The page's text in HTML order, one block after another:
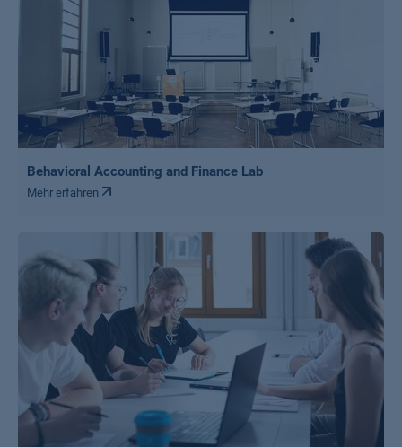
Behavioral Accounting and Finance Lab
Mehr erfahren